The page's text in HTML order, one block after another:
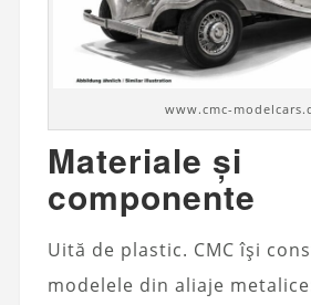
www.cmc-
Materiale și
componente
Uită de plastic. CMC își
modelele din aliaje